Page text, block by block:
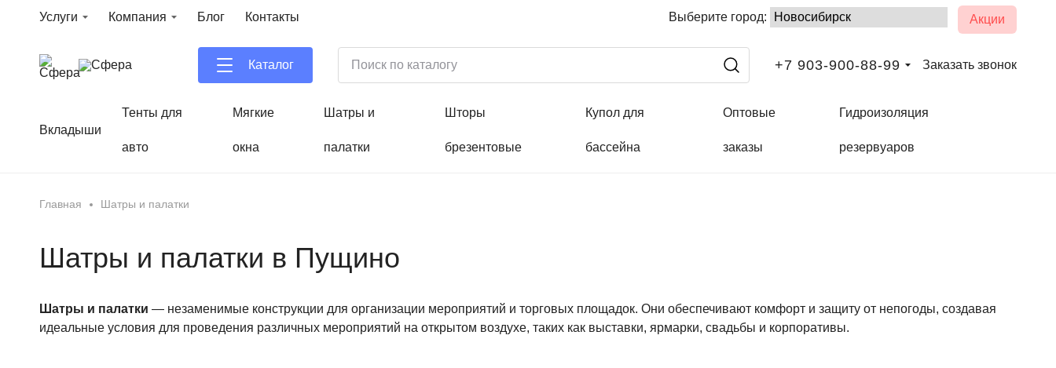
Услуги Компания Блог Контакты Выберите город: Акции
Каталог +7 903-900-88-99 Заказать звонок
Вкладыши
Тенты для
авто
Мягкие
окна
Шатры и
палатки
Шторы
брезентовые
Купол для
бассейна
Оптовые
заказы
Гидроизоляция
резервуаров
Главная Шатры и палатки
Шатры и палатки в Пущино
Шатры и палатки — незаменимые конструкции для организации мероприятий и торговых площадок. Они обеспечивают комфорт и защиту от непогоды, создавая
идеальные условия для проведения различных мероприятий на открытом воздухе, таких как выставки, ярмарки, свадьбы и корпоративы.